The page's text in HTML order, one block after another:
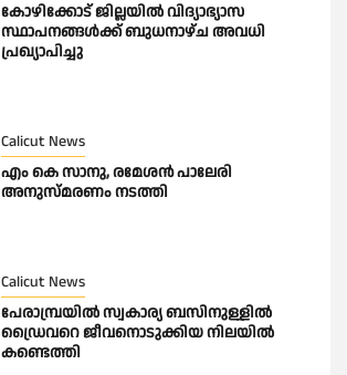
കോഴിക്കോട് ജില്ലയിൽ വിദ്യാഭ്യാസ
സ്ഥാപനങ്ങൾക്ക് ബുധനാഴ്ച അവധി
പ്രഖ്യാപിച്ചു
Calicut News
എം കെ സാനു, രമേശൻ പാലേരി
അനുസ്മരണം നടത്തി
Calicut News
പേരാമ്പ്രയിൽ സ്വകാര്യ ബസിനുള്ളിൽ
ഡ്രൈവറെ ജീവനൊടുക്കിയ നിലയിൽ
കണ്ടെത്തി